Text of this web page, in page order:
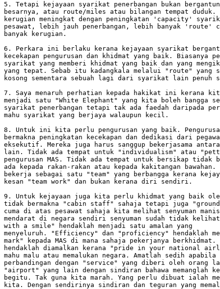
5. Tetapi kejayaan syarikat penerbangan bukan
besarnya, atau route/miles atau bilangan tempat
kerugian meningkat dengan peningkatan 'capacity'
pesawat, lebih jauh penerbangan, lebih banyak 'route'
banyak kerugian.
6. Perkara ini berlaku kerana kejayaan syarikat
kecekapan pengurusan dan khidmat yang baik. Biasanya
syarikat yang memberi khidmat yang baik dan yang
yang tepat. Sebab itu kadangkala melalui "route" yang
kosong sementara sebuah lagi dari syarikat lain penuh
7. Saya menaruh perhatian kepada hakikat ini kerana
menjadi satu "White Elephant" yang kita boleh bangga
syarikat penerbangan tetapi tak ada faedah daripada
mahu syarikat yang berjaya walaupun kecil.
8. Untuk ini kita perlu pengurusan yang baik.
bermakna peningkatan kecekapan dan dedikasi dari
eksekutif. Mereka juga harus sanggup bekerjasama
lain. Tidak ada tempat untuk "individualism" atau
pengurusan MAS. Tidak ada tempat untuk bersikap tidak
ada kepada rakan-rakan atau kepada kakitangan bawahan.
bekerja sebagai satu "team" yang berbangga kerana
kesan "team work" dan bukan kerana diri sendiri.
9. Untuk kejayaan juga kita perlu khidmat yang baik
tidak bermakna "cabin staff" sahaja tetapi juga
cuma di atas pesawat sahaja kita melihat senyuman
mendarat di negara sendiri senyuman sudah tidak
with a smile" hendaklah menjadi satu amalan yang
menyeluruh. "Efficiency" dan "proficiency" hendaklah
mark" kepada MAS di mana sahaja pekerjanya berkhidmat.
hendaklah diamalkan kerana "pride in your national
mahu malu atau memalukan negara. Amatlah sedih apabila
perbandingan dengan "service" yang diberi oleh orang
"airport" yang lain dengan sindiran bahawa memanglah
begitu. Tak guna kita marah. Yang perlu dibuat ialah
kita. Dengan sendirinya sindiran dan teguran yang